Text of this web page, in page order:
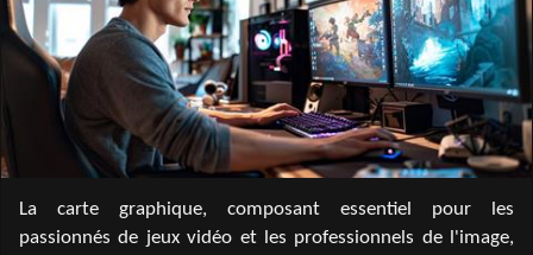
La carte graphique, composant essentiel pour les
passionnés de jeux vidéo et les professionnels de l'image,